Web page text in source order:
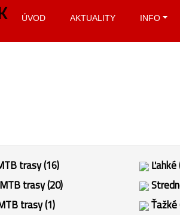
ÚVOD AKTUALITY INFO
trasy (16)
trasy (20)
trasy (1)